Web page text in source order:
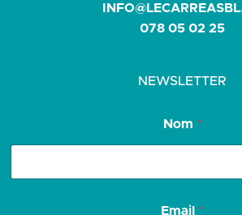
078 05 02 25
NEWSLETTER
o
m
Nom *
Email *